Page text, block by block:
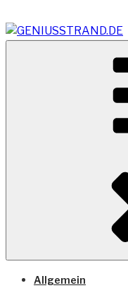
Inhalt
springen
Vom Geniusstrand
Terminal
Allgemein